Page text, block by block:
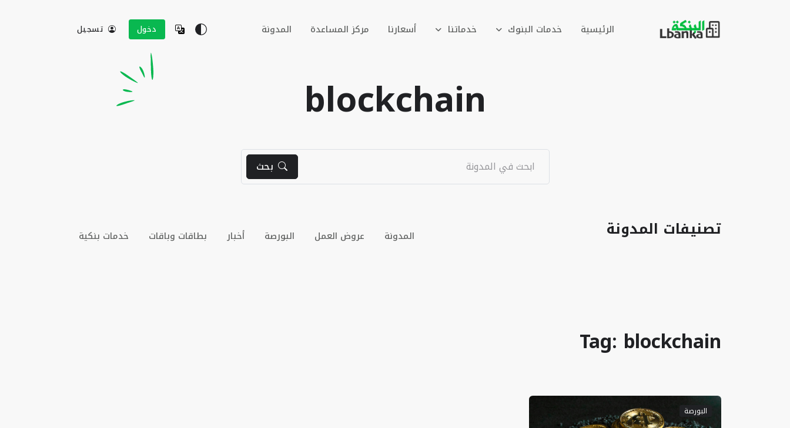
الرئيسية خدمات البنوك خدماتنا أسعارنا مركز المساعدة المدونة دخول تسجيل
blockchain
بحث
تصنيفات المدونة المدونة عروض العمل البورصة أخبار بطاقات وباقات خدمات بنكية
Tag: blockchain
البورصة